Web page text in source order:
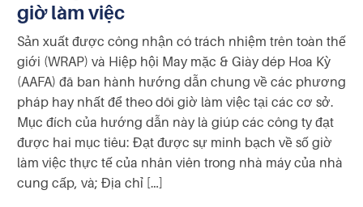
giờ làm việc
Sản xuất được công nhận có trách nhiệm trên toàn thế
giới (WRAP) và Hiệp hội May mặc & Giày dép Hoa Kỳ
(AAFA) đã ban hành hướng dẫn chung về các phương
pháp hay nhất để theo dõi giờ làm việc tại các cơ sở.
Mục đích của hướng dẫn này là giúp các công ty đạt
được hai mục tiêu: Đạt được sự minh bạch về số giờ
làm việc thực tế của nhân viên trong nhà máy của nhà
cung cấp, và; Địa chỉ […]